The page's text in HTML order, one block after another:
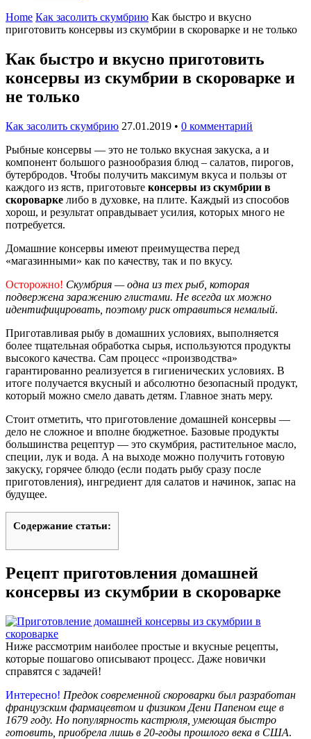
Home Как засолить скумбрию Как быстро и вкусно
приготовить консервы из скумбрии в скороварке и не только
Как быстро и вкусно приготовить
консервы из скумбрии в скороварке и
не только
Как засолить скумбрию 27.01.2019 • 0 комментарий
Рыбные консервы — это не только вкусная закуска, а и
компонент большого разнообразия блюд – салатов, пирогов,
бутербродов. Чтобы получить максимум вкуса и пользы от
каждого из яств, приготовьте консервы из скумбрии в
скороварке либо в духовке, на плите. Каждый из способов
хорош, и результат оправдывает усилия, которых много не
потребуется.
Домашние консервы имеют преимущества перед
«магазинными» как по качеству, так и по вкусу.
Осторожно! Скумбрия — одна из тех рыб, которая
подвержена заражению глистами. Не всегда их можно
идентифицировать, поэтому риск отравиться немалый.
Приготавливая рыбу в домашних условиях, выполняется
более тщательная обработка сырья, используются продукты
высокого качества. Сам процесс «производства»
гарантированно реализуется в гигиенических условиях. В
итоге получается вкусный и абсолютно безопасный продукт,
который можно смело давать детям. Главное знать меру.
Стоит отметить, что приготовление домашней консервы —
дело не сложное и вполне бюджетное. Базовые продукты
большинства рецептур — это скумбрия, растительное масло,
специи, лук и вода. А на выходе можно получить готовую
закуску, горячее блюдо (если подать рыбу сразу после
приготовления), ингредиент для салатов и начинок, запас на
будущее.
Содержание статьи:
Рецепт приготовления домашней
консервы из скумбрии в скороварке
Ниже рассмотрим наиболее простые и вкусные рецепты,
которые пошагово описывают процесс. Даже новички
справятся с задачей!
Интересно! Предок современной скороварки был разработан
французским фармацевтом и физиком Дени Папеном еще в
1679 году. Но популярность кастрюля, умеющая быстро
готовить, приобрела лишь в 20-годы прошлого века в США.